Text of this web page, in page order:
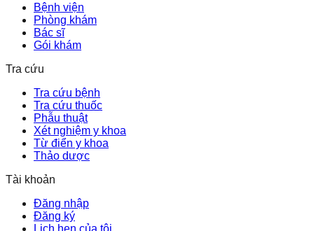
Bệnh viện
Phòng khám
Bác sĩ
Gói khám
Tra cứu
Tra cứu bệnh
Tra cứu thuốc
Phẫu thuật
Xét nghiệm y khoa
Từ điển y khoa
Thảo dược
Tài khoản
Đăng nhập
Đăng ký
Lịch hẹn của tôi